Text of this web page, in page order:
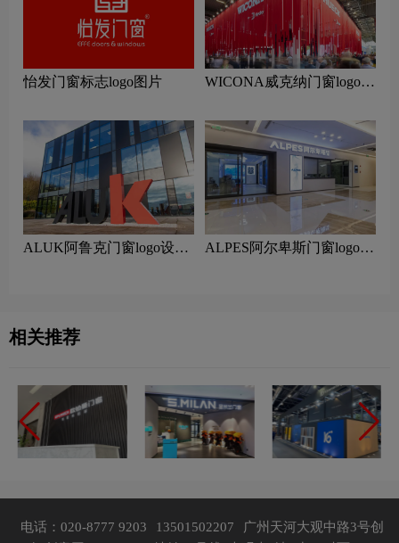
怡发门窗标志logo图片
WICONA威克纳门窗logo设
ALUK阿鲁克门窗logo设计
ALPES阿尔卑斯门窗logo设
相关推荐
电话：020-8777 9203 13501502207
广州天河大观中路3号创